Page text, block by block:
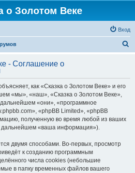
о Золотом Веке
Вход
с
- Соглашение о
как «Сказка о Золотом Веке» и его
«мы», «наш», «Сказка о Золотом Веке»,
«они», «программное
«phpBB Limited», «phpBB
полученную во время любой из ваших
дальнейшем «ваша информация»).
двумя способами. Во-первых, просмотр
к созданию программным
числа cookies (небольшие
в папку временных файлов вашего